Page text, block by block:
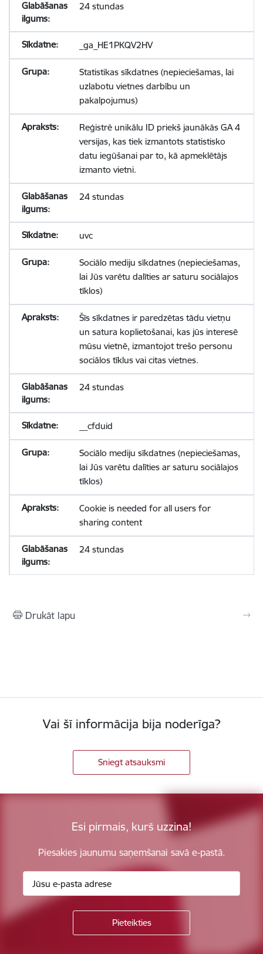
24 stundas
_ga_HE1PKQV2HV
Statistikas sīkdatnes (nepieciešamas, lai
uzlabotu vietnes darbību un
pakalpojumus)
Reģistrē unikālu ID priekš jaunākās GA 4
versijas, kas tiek izmantots statistisko
datu iegūšanai par to, kā apmeklētājs
izmanto vietni.
24 stundas
uvc
Sociālo mediju sīkdatnes (nepieciešamas,
lai Jūs varētu dalīties ar saturu sociālajos
tīklos)
Šīs sīkdatnes ir paredzētas tādu vietņu
un satura koplietošanai, kas jūs interesē
mūsu vietnē, izmantojot trešo personu
sociālos tīklus vai citas vietnes.
24 stundas
__cfduid
Sociālo mediju sīkdatnes (nepieciešamas,
lai Jūs varētu dalīties ar saturu sociālajos
tīklos)
Cookie is needed for all users for
sharing content
24 stundas
Drukāt lapu
Vai šī informācija bija noderīga?
Sniegt atsauksmi
Esi pirmais, kurš uzzina!
Piesakies jaunumu saņemšanai savā e-pastā.